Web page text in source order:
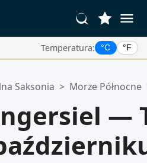
Temperatura: °C °F
pusta.
Saksonia > Morze Północne
—